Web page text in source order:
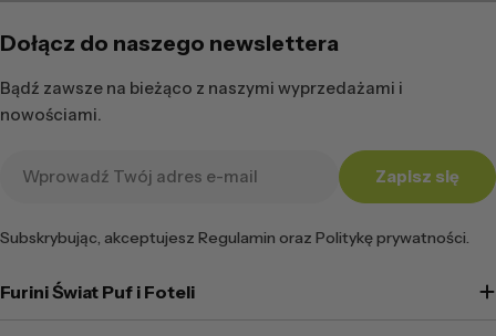
Dołącz do naszego newslettera
Bądź zawsze na bieżąco z naszymi wyprzedażami i
nowościami.
Zapisz się
Subskrybując, akceptujesz Regulamin oraz Politykę prywatności.
Furini Świat Puf i Foteli